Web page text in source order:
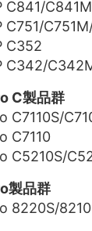
C841/
C751/
C352
C342/
C製品群
C7110S/
C7110
C5210S/
製品群
8220S/